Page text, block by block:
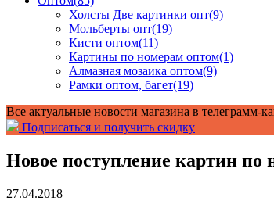
Холсты Две картинки опт(9)
Мольберты опт(19)
Кисти оптом(11)
Картины по номерам оптом(1)
Алмазная мозаика оптом(9)
Рамки оптом, багет(19)
Все актуальные новости магазина в телеграмм-
Подписаться и получить скидку
Новое поступление картин
27.04.2018